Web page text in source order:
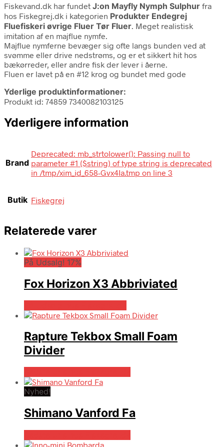
Fiskevand.dk har fundet J:on Mayfly Nymph Sulphur fra
hos Fiskegrej.dk i kategorien Produkter Endegrej
Fluefiskeri øvrige Fluer Tør Fluer. Meget realistisk
imitation af en majflue nymfe.
Majflue nymferne bevæger sig ofte langs bunden ved at
svømme eller drive nedstrøms, og er et sikkert hit hos
bækørreder, eller andre fisk der lever i åerne.
Fluen er lavet på en #12 krog og bundet med gode
Yderlige produktinformationer:
Produkt id: 74859 7340082103125
Yderligere information
Brand
Deprecated: mb_strtolower(): Passing null to
parameter #1 ($string) of type string is deprecated
in /tmp/xim_id_658-Gvx4Ia.tmp on line 3
Butik Fiskegrej
Relaterede varer
På Udsalg! 17%
Fox Horizon X3 Abbriviated
Rapture Tekbox Small Foam
Divider
Nyhed!
Shimano Vanford Fa